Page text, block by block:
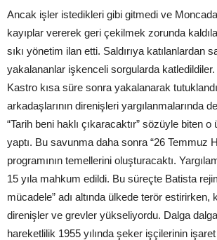
Ancak işler istedikleri gibi gitmedi ve Moncada
kayıplar vererek geri çekilmek zorunda
sıkı yönetim ilan etti. Saldırıya katılanlardan
yakalananlar işkenceli sorgularda
Kastro kısa süre sonra yakalanarak
arkadaşlarının direnişleri yargılanmalarında
“Tarih beni haklı çıkaracaktır” sözüyle biten o
yaptı. Bu savunma daha sonra “26 Temmuz
programının temellerini oluşturacaktı.
15 yıla mahkum edildi. Bu süreçte Batista
mücadele” adı altında ülkede terör estirirken,
direnişler ve grevler yükseliyordu. Dalga
hareketlilik 1955 yılında şeker işçilerinin